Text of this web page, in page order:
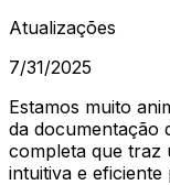
Atualizações
7/31/2025
Estamos muito
da documentação
completa que traz
intuitiva e